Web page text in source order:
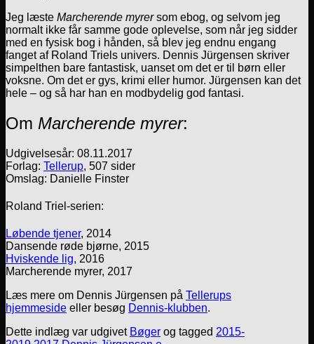
Jeg læste Marcherende myrersom ebog, og selvom jeg
normalt ikke får samme gode oplevelse, som når jeg sidder
med en fysisk bog i hånden, så blev jeg endnu engang
fanget af Roland Triels univers. Dennis Jürgensen skriver
simpelthen bare fantastisk, uanset om det er til børn eller
voksne. Om det er gys, krimi eller humor. Jürgensen kan det
hele – og så har han en modbydelig god fantasi.
Om Marcherende myrer:
Udgivelsesår: 08.11.2017
Forlag: Tellerup, 507 sider
Omslag: Danielle Finster
Roland Triel-serien:
Løbende tjener, 2014
Dansende røde bjørne, 2015
Hviskende lig, 2016
Marcherende myrer, 2017
Læs mere om Dennis Jürgensen på Tellerups
hjemmeside eller besøg Dennis-klubben.
Dette indlæg var udgivet Bøger og tagged 2015-